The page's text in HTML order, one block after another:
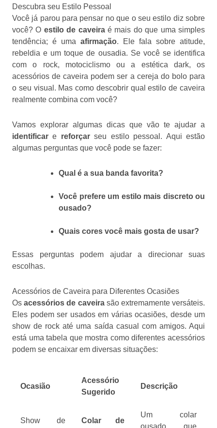
Descubra seu Estilo Pessoal
Você já parou para pensar no que o seu estilo diz sobre
você? O estilo de caveiraé mais do que uma simples
tendência; é uma afirmação. Ele fala sobre atitude,
rebeldia e um toque de ousadia. Se você se identifica
com o rock, motociclismo ou a estética dark, os
acessórios de caveira podem ser a cereja do bolo para
o seu visual. Mas como descobrir qual estilo de caveira
realmente combina com você?
Vamos explorar algumas dicas que vão te ajudar a
identificar e reforçarseu estilo pessoal. Aqui estão
algumas perguntas que você pode se fazer:
Qual é a sua banda favorita?
Você prefere um estilo mais discreto ou
ousado?
Quais cores você mais gosta de usar?
Essas perguntas podem ajudar a direcionar suas
escolhas.
Acessórios de Caveira para Diferentes Ocasiões
Osacessórios de caveirasão extremamente versáteis.
Eles podem ser usados em várias ocasiões, desde um
show de rock até uma saída casual com amigos. Aqui
está uma tabela que mostra como diferentes acessórios
podem se encaixar em diversas situações:
Ocasião
Acessório
Sugerido
Descrição
Show de
Colar de
Um colar
ousado que